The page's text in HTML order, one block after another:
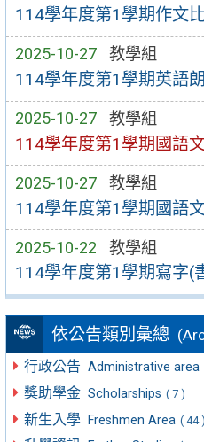
114學年度第1學期作文
2025-10-27 教學組
114學年度第1學期英語
2025-10-27 教學組
114學年度第1學期國語
2025-10-27 教學組
114學年度第1學期國語
2025-10-22 教學組
114學年度第1學期寫字(
依公告類別彙總
行政公告 Administrative area
獎助學金 Scholarships ( 7 )
新生入學 Freshmen Area ( 44 )